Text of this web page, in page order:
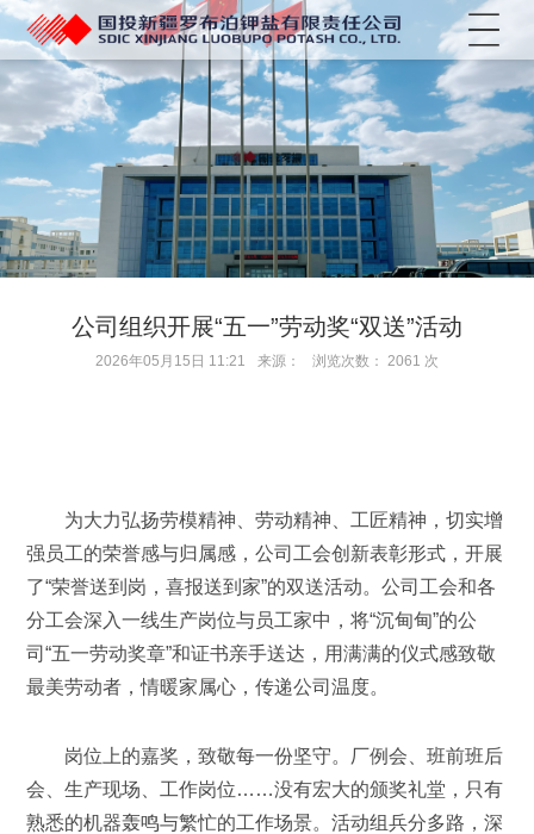
菜单
公司组织开展“五一”劳动奖“双送”活动
2026年05月15日 11:21 来源： 浏览次数： 2061 次
为大力弘扬劳模精神、劳动精神、工匠精神，切实增
强员工的荣誉感与归属感，公司工会创新表彰形式，开展
了“荣誉送到岗，喜报送到家”的双送活动。公司工会和各
分工会深入一线生产岗位与员工家中，将“沉甸甸”的公
司“五一劳动奖章”和证书亲手送达，用满满的仪式感致敬
最美劳动者，情暖家属心，传递公司温度。
岗位上的嘉奖，致敬每一份坚守。厂例会、班前班后
会、生产现场、工作岗位……没有宏大的颁奖礼堂，只有
熟悉的机器轰鸣与繁忙的工作场景。活动组兵分多路，深